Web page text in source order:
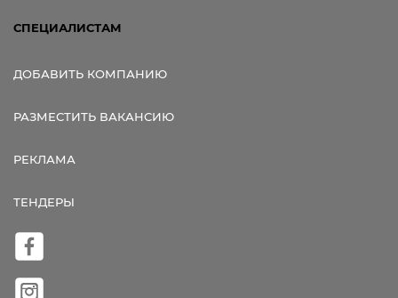
СПЕЦИАЛИСТАМ
ДОБАВИТЬ КОМПАНИЮ
РАЗМЕСТИТЬ ВАКАНСИЮ
РЕКЛАМА
ТЕНДЕРЫ